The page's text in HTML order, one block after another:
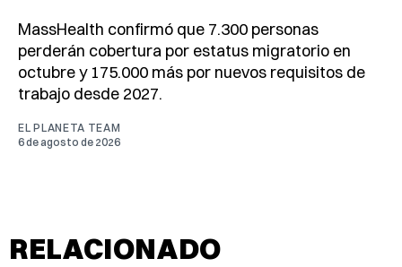
MassHealth confirmó que 7.300 personas
perderán cobertura por estatus migratorio en
octubre y 175.000 más por nuevos requisitos de
trabajo desde 2027.
EL PLANETA TEAM
6 de agosto de 2026
RELACIONADO